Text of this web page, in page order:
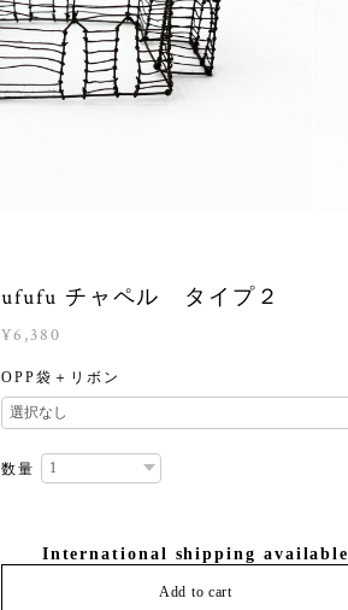
ufufu チャペル タイプ２
¥6,380
OPP袋＋リボン
数量
International shipping available
Add to cart